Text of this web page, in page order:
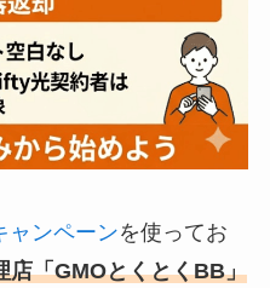
ャンペーンを使ってお
店「GMOとくとくBB」